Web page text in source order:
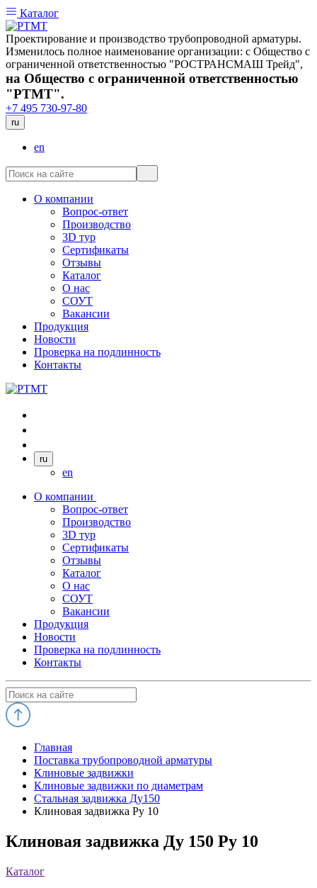
Каталог
Проектирование и производство трубопроводной арматуры.
Изменилось полное наименование организации: с Общество с
ограниченной ответственностью "РОСТРАНСМАШ Трейд",
на Общество с ограниченной ответственностью
"РТМТ".
+7 495 730-97-80
ru
en
О компании
Вопрос-ответ
Производство
3D тур
Сертификаты
Отзывы
Каталог
О нас
СОУТ
Вакансии
Продукция
Новости
Проверка на подлинность
Контакты
ru
en
О компании
Вопрос-ответ
Производство
3D тур
Сертификаты
Отзывы
Каталог
О нас
СОУТ
Вакансии
Продукция
Новости
Проверка на подлинность
Контакты
Главная
Поставка трубопроводной арматуры
Клиновые задвижки
Клиновые задвижки по диаметрам
Стальная задвижка Ду150
Клиновая задвижка Ру 10
Клиновая задвижка Ду 150 Ру 10
Каталог